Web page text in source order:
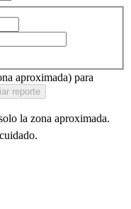
aproximada) para
reporte
la zona aproximada.